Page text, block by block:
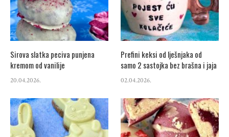
Sirova slatka peciva punjena
kremom od vanilije
20.04.2026.
Prefini keksi od lješnjaka od
samo 2 sastojka bez brašna i jaja
02.04.2026.